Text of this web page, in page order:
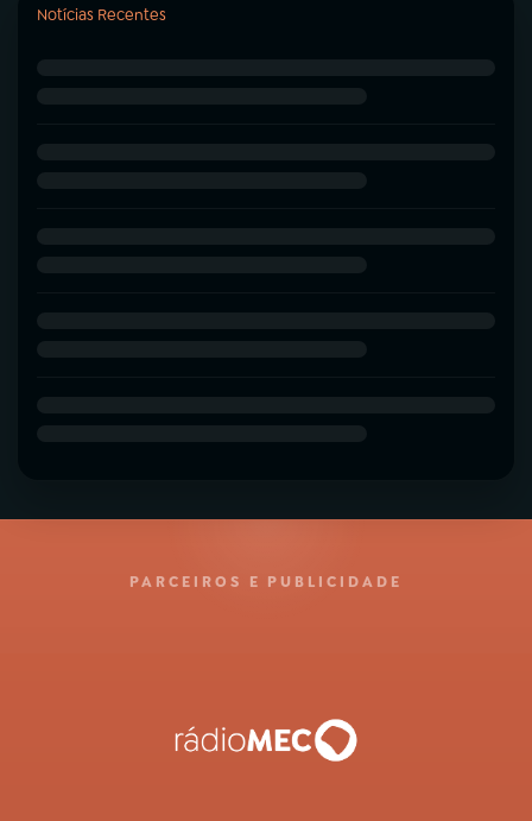
Notícias Recentes
PARCEIROS E PUBLICIDADE